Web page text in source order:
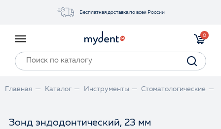
Бесплатная доставка по всей России
Прайс-лист
0
Главная Каталог Инструменты Стоматологические
Зонд эндодонтический, 23 мм